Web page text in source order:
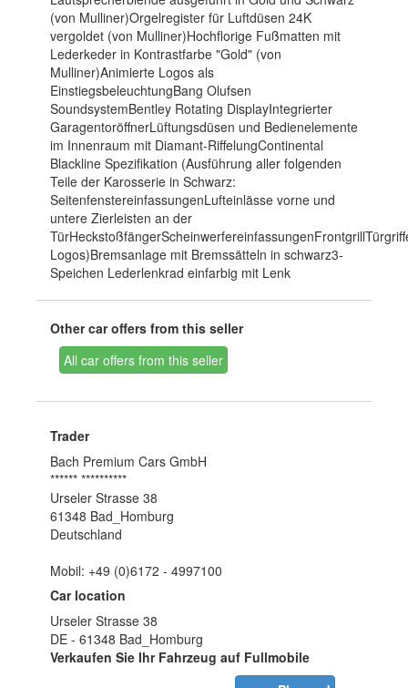
(von Mulliner)Orgelregister für Luftdüsen 24K
vergoldet (von Mulliner)Hochflorige Fußmatten mit
Lederkeder in Kontrastfarbe "Gold" (von
Mulliner)Animierte Logos als
EinstiegsbeleuchtungBang Olufsen
SoundsystemBentley Rotating DisplayIntegrierter
GaragentoröffnerLüftungsdüsen und Bedienelemente
im Innenraum mit Diamant-RiffelungContinental
Blackline Spezifikation (Ausführung aller folgenden
Teile der Karosserie in Schwarz:
SeitenfenstereinfassungenLufteinlässe vorne und
untere Zierleisten an der
Logos)Bremsanlage mit Bremssätteln in schwarz3-
Speichen Lederlenkrad einfarbig mit Lenk
Other car offers from this seller
All car offers from this seller
Trader
Bach Premium Cars GmbH
****** **********
Urseler Strasse 38
61348 Bad_Homburg
Deutschland
Mobil: +49 (0)6172 - 4997100
Car location
Urseler Strasse 38
DE - 61348 Bad_Homburg
Verkaufen Sie Ihr Fahrzeug auf Fullmobile